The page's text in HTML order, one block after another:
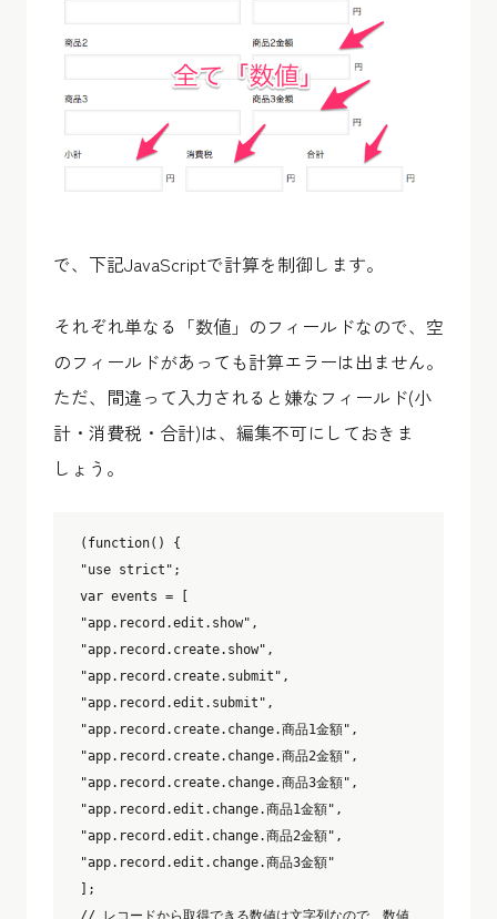
で、下記JavaScriptで計算を制御します。
それぞれ単なる「数値」のフィールドなので、空
のフィールドがあっても計算エラーは出ません。
ただ、間違って入力されると嫌なフィールド(小
計・消費税・合計)は、編集不可にしておきま
しょう。
(function() {
"use strict";
var events = [
"app.record.edit.show",
"app.record.create.show",
"app.record.create.submit",
"app.record.edit.submit",
"app.record.create.change.商品1金額",
"app.record.create.change.商品2金額",
"app.record.create.change.商品3金額",
"app.record.edit.change.商品1金額",
"app.record.edit.change.商品2金額",
"app.record.edit.change.商品3金額"
];
// レコードから取得できる数値は文字列なので、数値